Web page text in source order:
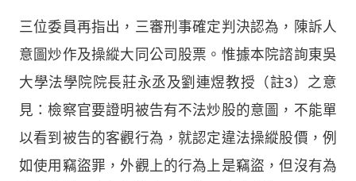
三位委員再指出，三審刑事確定判決認為，陳訴人
意圖炒作及操縱大同公司股票。惟據本院諮詢東吳
大學法學院院長莊永丞及劉連煜教授（註3）之意
見：檢察官要證明被告有不法炒股的意圖，不能單
以看到被告的客觀行為，就認定違法操縱股價，例
如使用竊盜罪，外觀上的行為上是竊盜，但沒有為